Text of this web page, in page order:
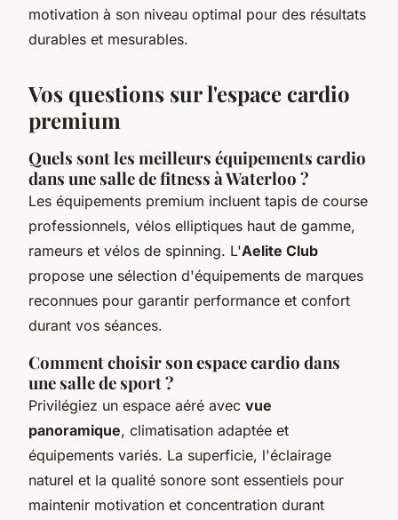
motivation à son niveau optimal pour des résultats
durables et mesurables.
Vos questions sur l'espace cardio
premium
Quels sont les meilleurs équipements cardio
dans une salle de fitness à Waterloo ?
Les équipements premium incluent tapis de course
professionnels, vélos elliptiques haut de gamme,
rameurs et vélos de spinning. L'Aelite Club
propose une sélection d'équipements de marques
reconnues pour garantir performance et confort
durant vos séances.
Comment choisir son espace cardio dans
une salle de sport ?
Privilégiez un espace aéré avec vue
panoramique, climatisation adaptée et
équipements variés. La superficie, l'éclairage
naturel et la qualité sonore sont essentiels pour
maintenir motivation et concentration durant